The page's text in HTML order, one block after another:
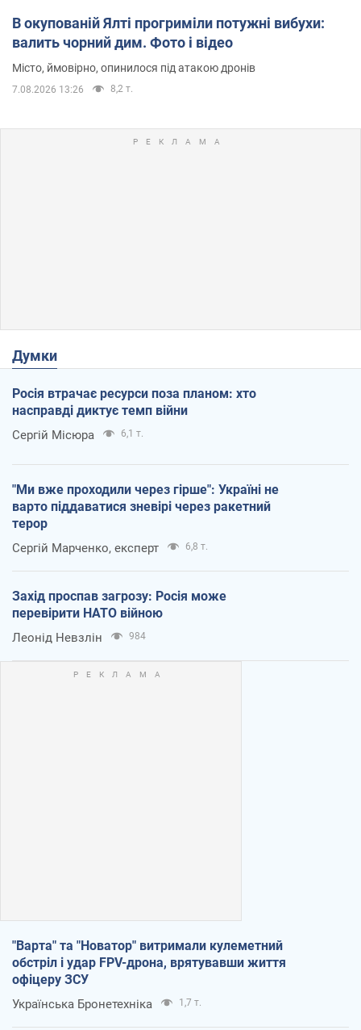
В окупованій Ялті прогриміли потужні вибухи:
валить чорний дим. Фото і відео
Місто, ймовірно, опинилося під атакою дронів
7.08.2026 13:26 8,2 т.
Думки
Росія втрачає ресурси поза планом: хто
насправді диктує темп війни
Сергій Місюра 6,1 т.
"Ми вже проходили через гірше": Україні не
варто піддаватися зневірі через ракетний
терор
Сергій Марченко, експерт 6,8 т.
Захід проспав загрозу: Росія може
перевірити НАТО війною
Леонід Невзлін 984
"Варта" та "Новатор" витримали кулеметний
обстріл і удар FPV-дрона, врятувавши життя
офіцеру ЗСУ
Українська Бронетехніка 1,7 т.